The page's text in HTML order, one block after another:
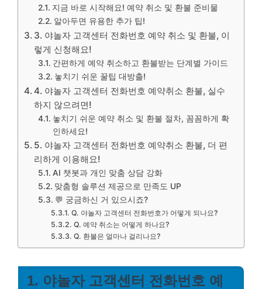
지금 바로 시작해요! 예약 취소 및 환불 준비물
알아두면 유용한 추가 팁!
3. 야놀자 고객센터 전화번호 예약 취소 및 환불, 이
렇게 신청해요!
간편하게 예약 취소하고 환불받는 단계별 가이드
놓치기 쉬운 꿀팁 대방출!
4. 야놀자 고객센터 전화번호 예약취소 환불, 실수
하지 않으려면!
놓치기 쉬운 예약 취소 및 환불 절차, 꼼꼼하게 확
인하세요!
5. 야놀자 고객센터 전화번호 예약취소 환불, 더 편
리하게 이용해요!
AI 챗봇과 개인 맞춤 상담 강화
맞춤형 솔루션 제공으로 만족도 UP
💬 궁금하신 거 있으시죠?
Q. 야놀자 고객센터 전화번호가 어떻게 되나요?
Q. 예약 취소는 어떻게 하나요?
Q. 환불은 얼마나 걸리나요?
1. 야놀자 고객센터 전화번호 예